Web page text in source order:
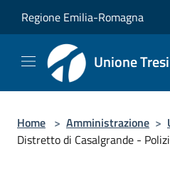
Regione Emilia-Romagna
Unione
Home > Amministrazione >
Distretto di Casalgrande -